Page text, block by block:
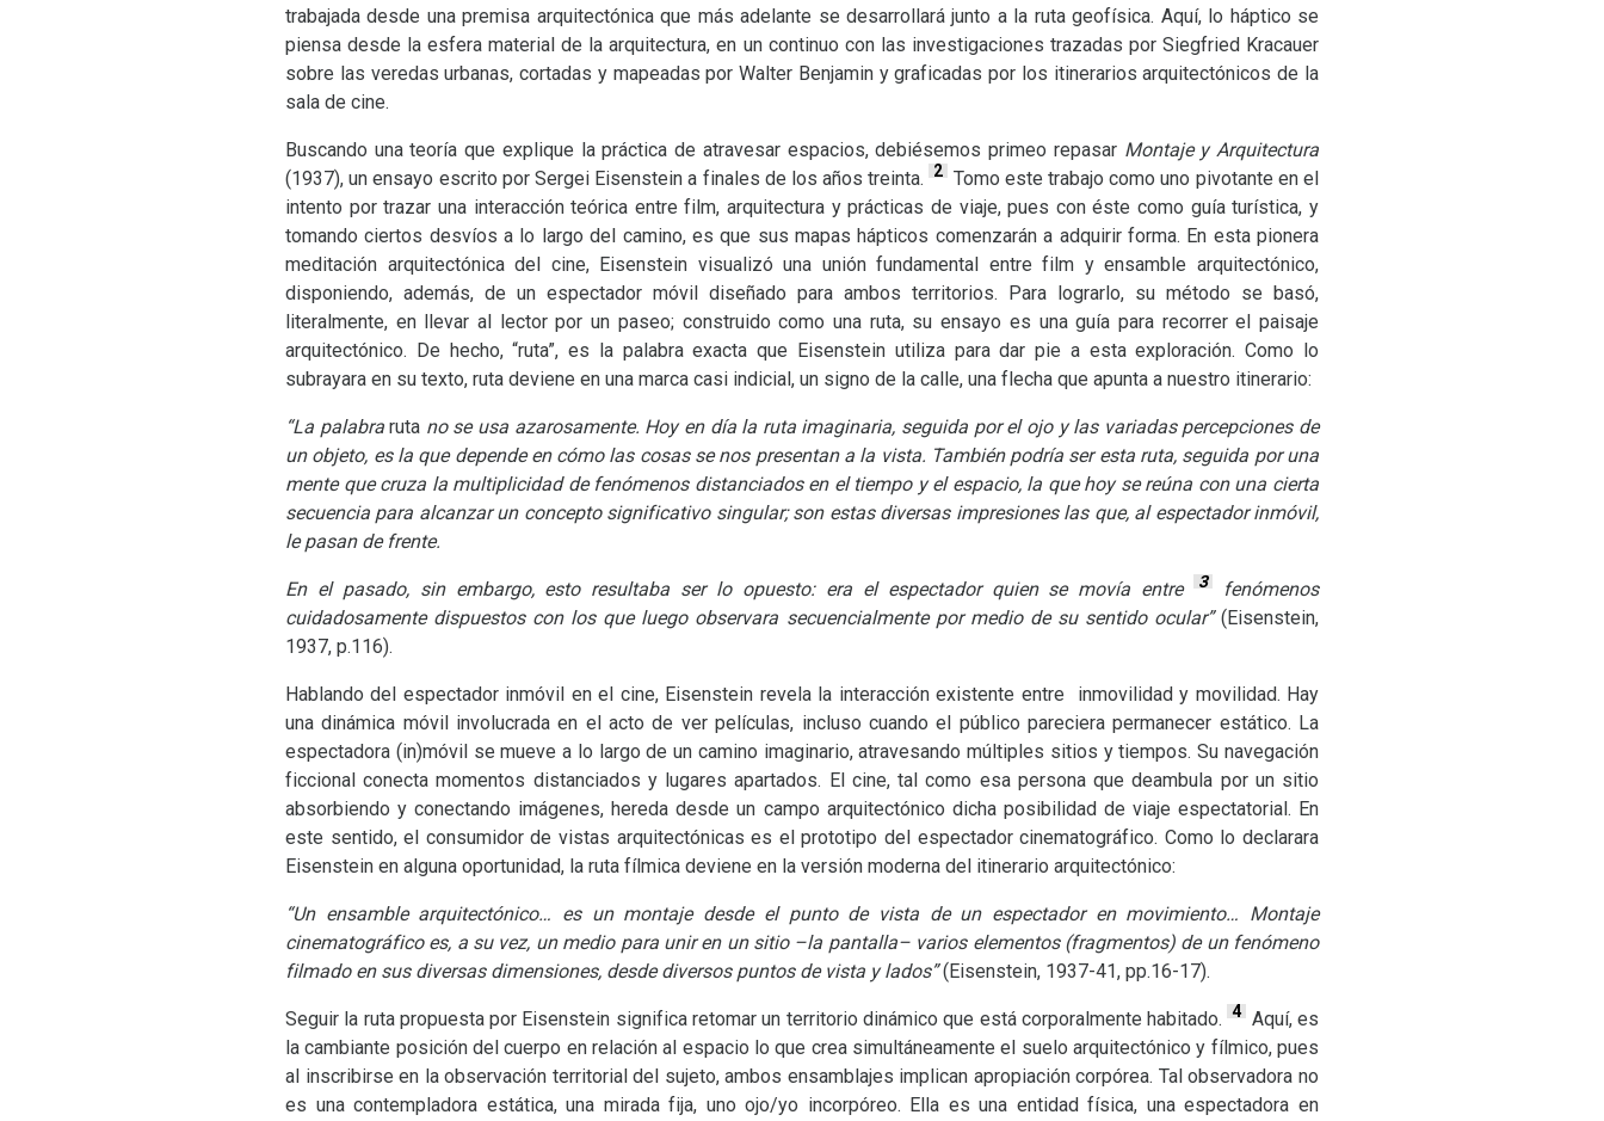
trabajada desde una premisa arquitectónica que más adelante se desarrollará junto a la ruta geofísica. Aquí, lo háptico se
piensa desde la esfera material de la arquitectura, en un continuo con las investigaciones trazadas por Siegfried Kracauer
sobre las veredas urbanas, cortadas y mapeadas por Walter Benjamin y graficadas por los itinerarios arquitectónicos de la
sala de cine.
Buscando una teoría que explique la práctica de atravesar espacios, debiésemos primeo repasar Montaje y Arquitectura
(1937), un ensayo escrito por Sergei Eisenstein a finales de los años treinta. 2 Tomo este trabajo como uno pivotante en el
intento por trazar una interacción teórica entre film, arquitectura y prácticas de viaje, pues con éste como guía turística, y
tomando ciertos desvíos a lo largo del camino, es que sus mapas hápticos comenzarán a adquirir forma. En esta pionera
meditación arquitectónica del cine, Eisenstein visualizó una unión fundamental entre film y ensamble arquitectónico,
disponiendo, además, de un espectador móvil diseñado para ambos territorios. Para lograrlo, su método se basó,
literalmente, en llevar al lector por un paseo; construido como una ruta, su ensayo es una guía para recorrer el paisaje
arquitectónico. De hecho, “ruta”, es la palabra exacta que Eisenstein utiliza para dar pie a esta exploración. Como lo
subrayara en su texto, ruta deviene en una marca casi indicial, un signo de la calle, una flecha que apunta a nuestro itinerario:
“La palabraruta no se usa azarosamente. Hoy en día la ruta imaginaria, seguida por el ojo y las variadas percepciones de
un objeto, es la que depende en cómo las cosas se nos presentan a la vista. También podría ser esta ruta, seguida por una
mente que cruza la multiplicidad de fenómenos distanciados en el tiempo y el espacio, la que hoy se reúna con una cierta
secuencia para alcanzar un concepto significativo singular; son estas diversas impresiones las que, al espectador inmóvil,
le pasan de frente.
En el pasado, sin embargo, esto resultaba ser lo opuesto: era el espectador quien se movía entre 3
fenómenos
cuidadosamente dispuestos con los que luego observara secuencialmente por medio de su sentido ocular”(Eisenstein,
1937, p.116).
Hablando del espectador inmóvil en el cine, Eisenstein revela la interacción existente entre inmovilidad y movilidad. Hay
una dinámica móvil involucrada en el acto de ver películas, incluso cuando el público pareciera permanecer estático. La
espectadora (in)móvil se mueve a lo largo de un camino imaginario, atravesando múltiples sitios y tiempos. Su navegación
ficcional conecta momentos distanciados y lugares apartados. El cine, tal como esa persona que deambula por un sitio
absorbiendo y conectando imágenes, hereda desde un campo arquitectónico dicha posibilidad de viaje espectatorial. En
este sentido, el consumidor de vistas arquitectónicas es el prototipo del espectador cinematográfico. Como lo declarara
Eisenstein en alguna oportunidad, la ruta fílmica deviene en la versión moderna del itinerario arquitectónico:
“Un ensamble arquitectónico… es un montaje desde el punto de vista de un espectador en movimiento… Montaje
cinematográfico es, a su vez, un medio para unir en un sitio –la pantalla– varios elementos (fragmentos) de un fenómeno
filmado en sus diversas dimensiones, desde diversos puntos de vista y lados”(Eisenstein, 1937-41, pp.16-17).
Seguir la ruta propuesta por Eisenstein significa retomar un territorio dinámico que está corporalmente habitado. 4 Aquí, es
la cambiante posición del cuerpo en relación al espacio lo que crea simultáneamente el suelo arquitectónico y fílmico, pues
al inscribirse en la observación territorial del sujeto, ambos ensamblajes implican apropiación corpórea. Tal observadora no
es una contempladora estática, una mirada fija, uno ojo/yo incorpóreo. Ella es una entidad física, una espectadora en